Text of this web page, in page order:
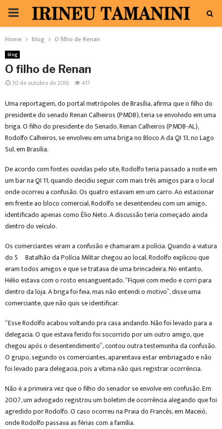
PRIMARY
MENU
Home blog O filho de Renan
blog
O filho de Renan
30 de outubro de 2016 417
Uma reportagem, do portal metrópoles de Brasília, afirma que o filho do
presidente do senado Renan Calheiros (PMDB), teria se envolvido em uma
briga. O filho do presidente do Senado, Renan Calheiros (PMDB-AL),
Rodolfo Calheiros, se envolveu em uma briga no Bloco A da QI 13, no Lago
Sul, em Brasília.
De acordo com fontes ouvidas pelo site, Rodolfo teria passado a noite em
um bar na QI 11, quando decidiu seguir com mais três amigos para o local
onde ocorreu a confusão. Os quatro estavam em um carro. Ao estacionar
em frente ao bloco comercial, Rodolfo se desentendeu com um amigo,
identificado apenas como Élio Neto. A discussão teria começado ainda
dentro do veículo.
Os comerciantes viram a confusão e chamaram a polícia. Quando a viatura
do 5º Batalhão da Polícia Militar chegou ao local, Rodolfo explicou que
eram todos amigos e que se tratava de uma brincadeira. No entanto,
Hélio estava com o rosto ensanguentado. “Fiquei com medo e corri para
dentro da loja. A briga foi feia, mas não entendi o motivo”, disse uma
comerciante, que não quis se identificar.
“Esse Rodolfo acabou voltando pra casa andando. Não foi levado para a
delegacia. O que estava ferido foi socorrido por um outro amigo, que
chegou após o desentendimento”, contou outra testemunha da confusão.
O grupo, segundo os comerciantes, aparentava estar embriagado e não
foi levado para delegacia, pois a vítima não quis registrar ocorrência.
Não é a primeira vez que o filho do senador se envolve em confusão. Em
2007, um advogado registrou um boletim de ocorrência alegando que foi
agredido por Rodolfo. O caso ocorreu na Praia do Francês, em Maceió,
onde Rodolfo passava as férias com a família.